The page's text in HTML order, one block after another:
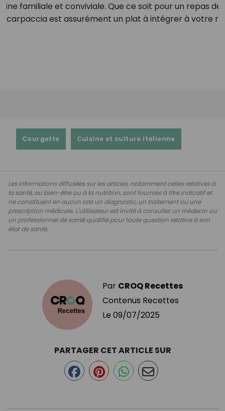
familiale et conviviale. Que ce soit pour un repas de
scarpaccia est assurément un plat à intégrer à votre
Courgette Cuisine et culture italienne
Les informations diffusées sur les articles, notamment celles relatives à
la santé, au bien-être ou à la nutrition, sont fournies à titre indicatif et
ne constituent en aucun cas un diagnostic, un traitement ou une
prescription médicale. L'utilisateur est invité à consulter un médecin ou
un professionnel de santé qualifié pour toute question relative à son
état de santé.
Par CROQ Recettes
Contenus Recettes
Le 09/07/2025
PARTAGER CET ARTICLE SUR